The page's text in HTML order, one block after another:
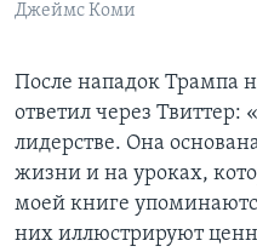
Джеймс Коми
После нападок Трампа
ответил через
лидерстве. Она
жизни и на уроках,
моей книге
них иллюстрируют